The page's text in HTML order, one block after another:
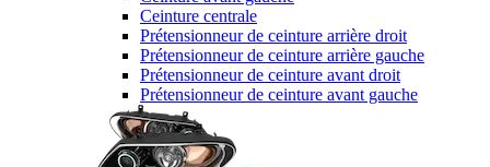
Ceinture centrale
Prétensionneur de ceinture arrière droit
Prétensionneur de ceinture arrière gauche
Prétensionneur de ceinture avant droit
Prétensionneur de ceinture avant gauche